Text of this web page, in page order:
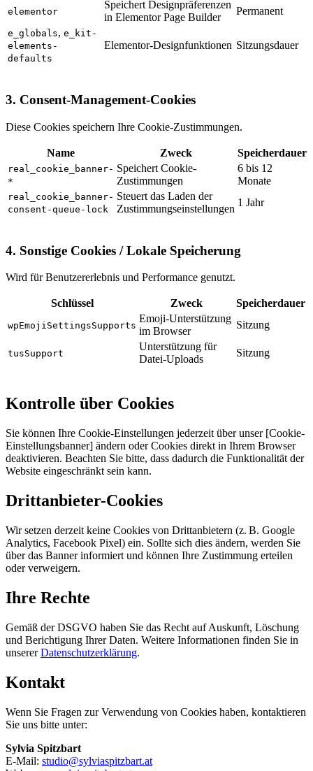
elementor
Speichert Designpräferenzen
in Elementor Page Builder
Permanent
e_globals, e_kit-
elements-
defaults
Elementor-Designfunktionen Sitzungsdauer
3. Consent-Management-Cookies
Diese Cookies speichern Ihre Cookie-Zustimmungen.
Name Zweck Speicherdauer
real_cookie_banner-
*
Speichert Cookie-
Zustimmungen
6 bis 12
Monate
real_cookie_banner-
consent-queue-lock
Steuert das Laden der
Zustimmungseinstellungen
1 Jahr
4. Sonstige Cookies / Lokale Speicherung
Wird für Benutzererlebnis und Performance genutzt.
Schlüssel Zweck Speicherdauer
wpEmojiSettingsSupports
Emoji-Unterstützung
im Browser
Sitzung
tusSupport
Unterstützung für
Datei-Uploads
Sitzung
Kontrolle über Cookies
Sie können Ihre Cookie-Einstellungen jederzeit über unser [Cookie-
Einstellungsbanner] ändern oder Cookies direkt in Ihrem Browser
deaktivieren. Beachten Sie bitte, dass dadurch die Funktionalität der
Website eingeschränkt sein kann.
Drittanbieter-Cookies
Wir setzen derzeit keine Cookies von Drittanbietern (z. B. Google
Analytics, Facebook Pixel) ein. Sollte sich dies ändern, werden Sie
über das Banner informiert und können Ihre Zustimmung erteilen
oder verweigern.
Ihre Rechte
Gemäß der DSGVO haben Sie das Recht auf Auskunft, Löschung
und Berichtigung Ihrer Daten. Weitere Informationen finden Sie in
unsererDatenschutzerklärung.
Kontakt
Wenn Sie Fragen zur Verwendung von Cookies haben, kontaktieren
Sie uns bitte unter:
Sylvia Spitzbart
E-Mail: studio@sylviaspitzbart.at